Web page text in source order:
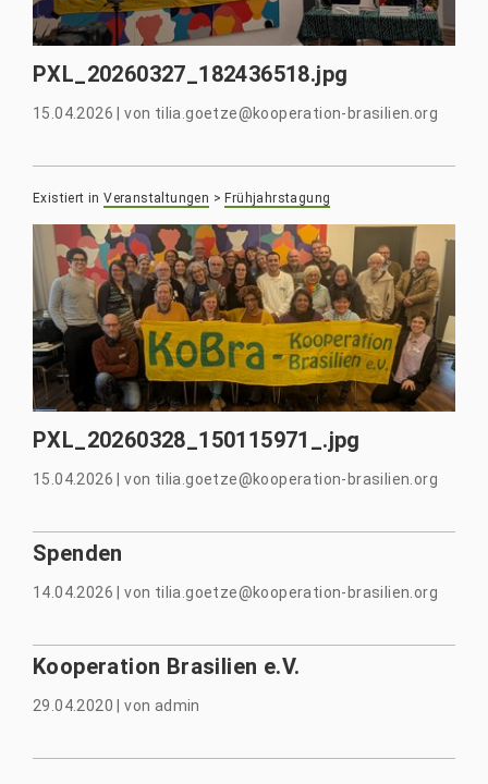
PXL_20260327_182436518.jpg
15.04.2026|von tilia.goetze@kooperation-brasilien.org
Existiert in Veranstaltungen >Frühjahrstagung
PXL_20260328_150115971_.jpg
15.04.2026 |von tilia.goetze@kooperation-brasilien.org
Spenden
14.04.2026 |von tilia.goetze@kooperation-brasilien.org
Kooperation Brasilien e.V.
29.04.2020 |von admin